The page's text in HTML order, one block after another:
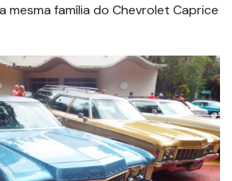
mesma família do Chevrolet Caprice